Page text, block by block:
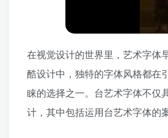
在视觉设计的世界里，艺术字体
酷设计中，独特的字体风格都在
睐的选择之一。台艺术字体不仅
计，其中包括运用台艺术字体的